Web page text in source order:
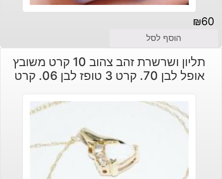
₪60
הוסף לסל
תליון ושרשרת זהב צהוב 10 קרט משובץ
אופל לבן 70. קרט 3 טופז לבן 06. קרט